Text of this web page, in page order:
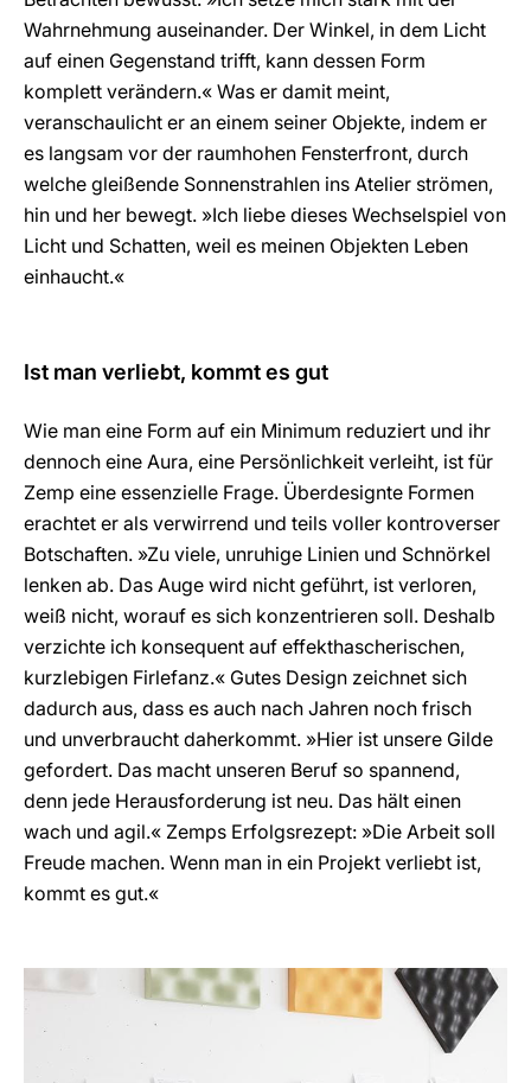
Wahrnehmung auseinander. Der Winkel, in dem Licht
auf einen Gegenstand trifft, kann dessen Form
komplett verändern.« Was er damit meint,
veranschaulicht er an einem seiner Objekte, indem er
es langsam vor der raumhohen Fensterfront, durch
welche gleißende Sonnenstrahlen ins Atelier strömen,
hin und her bewegt. »Ich liebe dieses Wechselspiel von
Licht und Schatten, weil es meinen Objekten Leben
einhaucht.«
Ist man verliebt, kommt es gut
Wie man eine Form auf ein Minimum reduziert und ihr
dennoch eine Aura, eine Persönlichkeit verleiht, ist für
Zemp eine essenzielle Frage. Überdesignte Formen
erachtet er als verwirrend und teils voller kontroverser
Botschaften. »Zu viele, unruhige Linien und Schnörkel
lenken ab. Das Auge wird nicht geführt, ist verloren,
weiß nicht, worauf es sich konzentrieren soll. Deshalb
verzichte ich konsequent auf effekthascherischen,
kurzlebigen Firlefanz.« Gutes Design zeichnet sich
dadurch aus, dass es auch nach Jahren noch frisch
und unverbraucht daherkommt. »Hier ist unsere Gilde
gefordert. Das macht unseren Beruf so spannend,
denn jede Herausforderung ist neu. Das hält einen
wach und agil.« Zemps Erfolgsrezept: »Die Arbeit soll
Freude machen. Wenn man in ein Projekt verliebt ist,
kommt es gut.«